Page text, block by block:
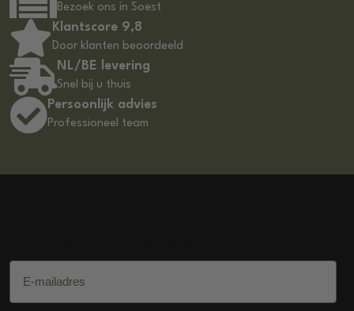
Bezoek ons in Soest
Klantscore 9,8
Door klanten beoordeeld
NL/BE levering
Snel bij u thuis
Persoonlijk advies
Professioneel team
E-mailadres